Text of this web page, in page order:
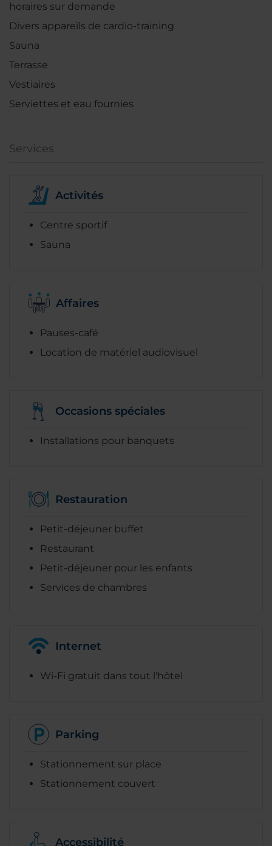
horaires sur demande
Divers appareils de cardio-training
Sauna
Terrasse
Vestiaires
Serviettes et eau fournies
Services
Activités
Centre sportif
Sauna
Affaires
Pauses-café
Location de matériel audiovisuel
Occasions spéciales
Installations pour banquets
Restauration
Petit-déjeuner buffet
Restaurant
Petit-déjeuner pour les enfants
Services de chambres
Internet
Wi-Fi gratuit dans tout l'hôtel
Parking
Stationnement sur place
Stationnement couvert
Accessibilité